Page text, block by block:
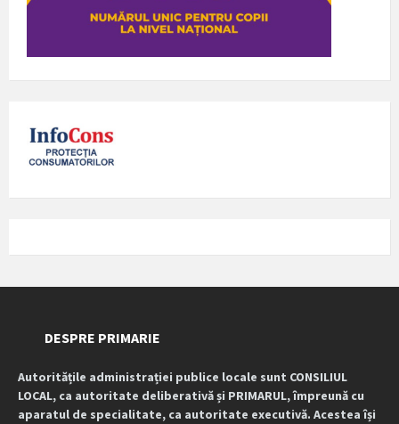
DESPRE PRIMARIE
Autoritățile administrației publice locale sunt CONSILIUL
LOCAL, ca autoritate deliberativă și PRIMARUL, împreună cu
aparatul de specialitate, ca autoritate executivă. Acestea își